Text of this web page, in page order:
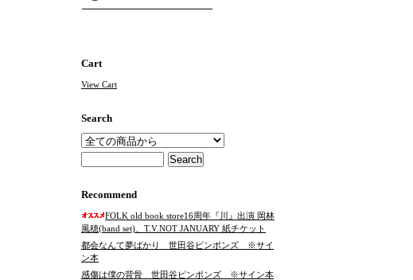
Cart
View Cart
Search
Recommend
FOLK old book store16周年『川』出演 岡林
風穂(band set)、T.V.NOT JANUARY 紙チケット
都会なんて夢ばかり 世田谷ピンポンズ ※サイ
ン本
感傷は僕の背骨 世田谷ピンポンズ ※サイン本